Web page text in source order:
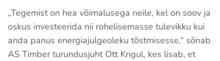
„Tegemist on hea võimalusega neile, kel on soov ja
oskus investeerida nii rohelisemasse tulevikku kui
anda panus energiajulgeoleku tõstmisesse,“ sõnab
AS Timber turundusjuht Ott Krigul, kes lisab, et